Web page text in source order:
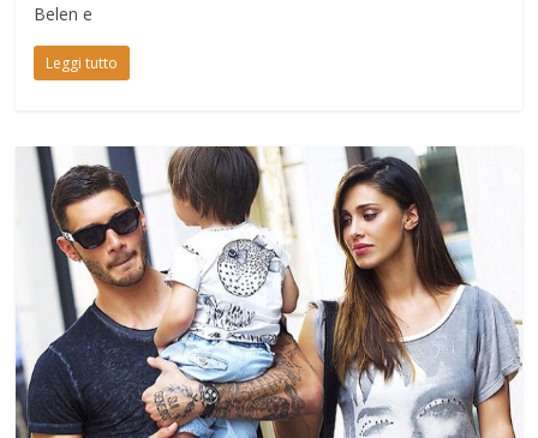
Belen e
Leggi tutto